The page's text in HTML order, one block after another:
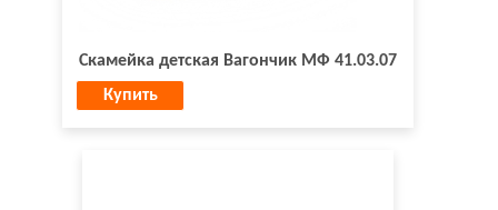
Скамейка детская Вагончик МФ 41.03.07
Купить